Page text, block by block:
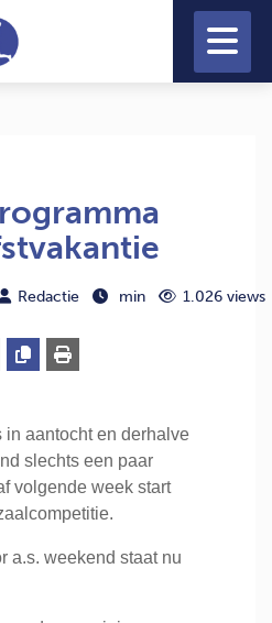
Redactie min 1.026 views
in aantocht en derhalve
slechts een paar
volgende week start
a.s. weekend staat nu